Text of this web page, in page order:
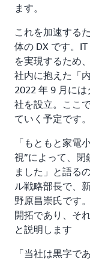
ます。
これを加速する
体の DX です。
を実現するため
社内に抱えた「
2022 年 9 月に
社を設立。ここ
ていく予定です。
「もともと家電
視”によって、
ました」と語る
ル戦略部長で、
野原昌崇氏です
開拓であり、そ
と説明します
「当社は黒字で